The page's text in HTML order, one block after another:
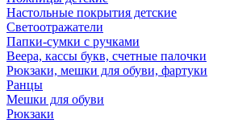
Настольные покрытия детские
Светоотражатели
Папки-сумки с ручками
Веера, кассы букв, счетные палочки
Рюкзаки, мешки для обуви, фартуки
Ранцы
Мешки для обуви
Рюкзаки